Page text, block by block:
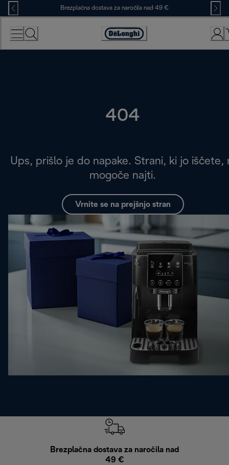
Skip
to
Content
Brezplačna dostava za naročila nad 49 €
Accessibility
Statement
404
Ups, prišlo je do napake. Strani, ki jo iščete,
mogoče najti.
Vrnite se na prejšnjo stran
Brezplačna dostava za naročila nad
49 €